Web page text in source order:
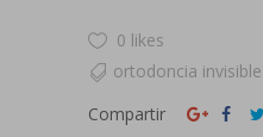
0 likes
ortodoncia invisible
Compartir